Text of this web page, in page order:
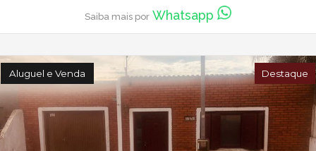
Saiba mais por Whatsapp
Aluguel e Venda Destaque